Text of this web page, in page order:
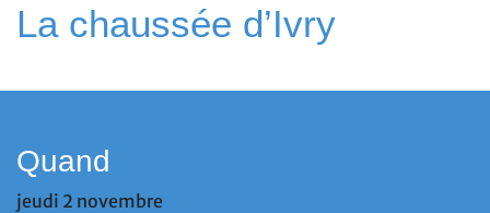
La chaussée d’Ivry
Quand
jeudi 2 novembre